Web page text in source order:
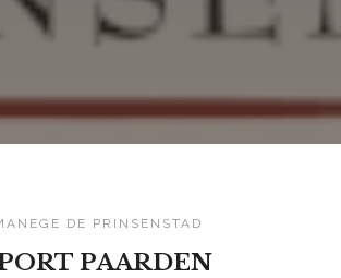
DE PRINSENSTAD
PAARDEN